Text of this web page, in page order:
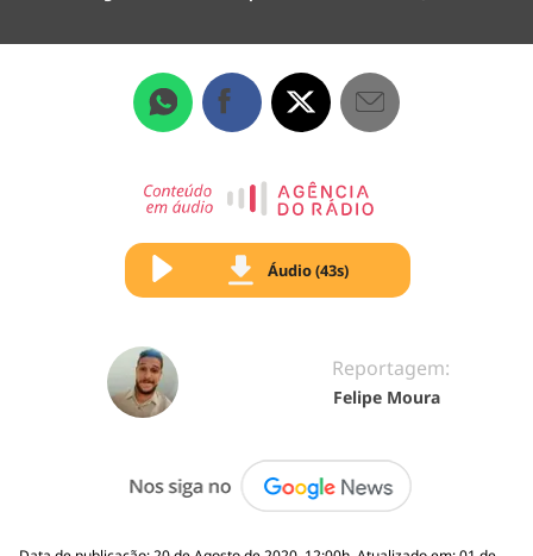
Áudio (43s)
Reportagem:
Felipe Moura